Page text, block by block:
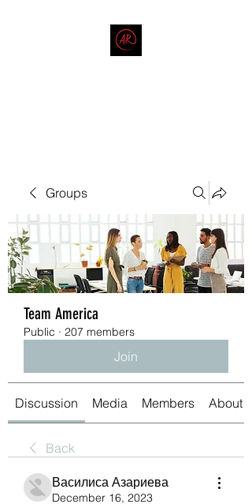
Groups
Team America
Public · 207 members
Join
Discussion Media Members About
Back
Василиса Азариева
December 16, 2023